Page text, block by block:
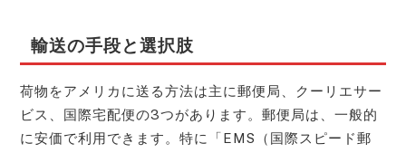
輸送の手段と選択肢
荷物をアメリカに送る方法は主に郵便局、クーリエサー
ビス、国際宅配便の3つがあります。郵便局は、一般的
に安価で利用できます。特に「EMS（国際スピード郵